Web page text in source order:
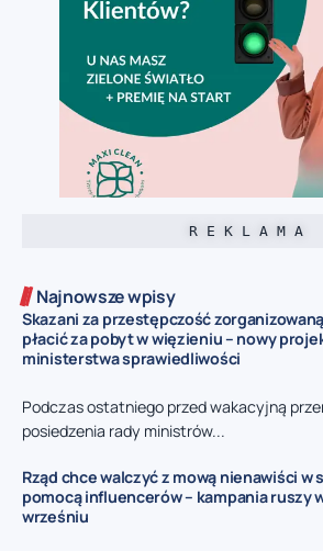
R E K L A M A
Najnowsze wpisy
Skazani za przestępczość
płacić za pobyt w więzieniu – nowy
ministerstwa sprawiedliwości
Podczas ostatniego przed wakacyjną
posiedzenia rady ministrów...
Rząd chce walczyć z mową nienawiści w
pomocą influencerów – kampania ruszy
wrześniu